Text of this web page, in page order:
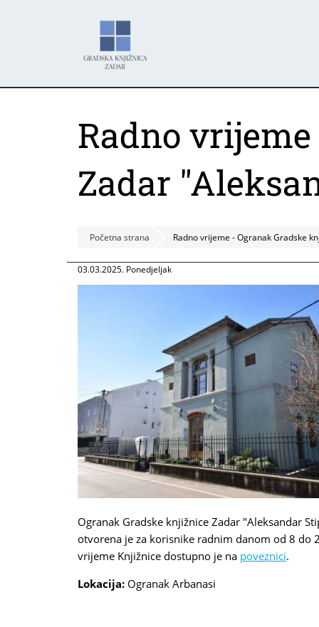
Radno
Zadar
Početna strana Radno vrijeme - Ogranak Gradske
03.03.2025. Ponedjeljak
Ogranak Gradske knjižnice Zadar "Aleksandar
otvorena je za korisnike radnim danom od 8 do
vrijeme Knjižnice dostupno je na poveznici.
Lokacija: Ogranak Arbanasi